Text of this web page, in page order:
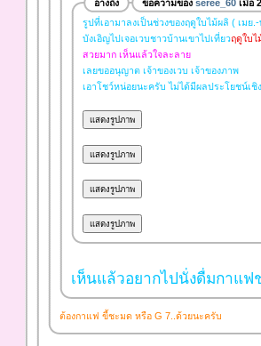
อ้างถึง ข้อความของ seree_60เมื่อ
รูปที่เอามาลงเป็นช่วงของฤดูใบไม้ผลิ ( เมย
บังเอิญไปเจอเวบชาวบ้านเขาไปเที่ยวฤดูใบไ
สวยมาก เห็นแล้วใจละลาย
เลยขออนุญาต เจ้าของเวบ เจ้าของภาพ
เอาโชว์หน่อยนะครับ ไม่ได้มีผลประโยชน์เ
เห็นแล้วอยากไปนั่งดื่มกาแฟ
ต้องกาแฟ ขี้ชะมด หรือ G 7..ด้วยนะครับ